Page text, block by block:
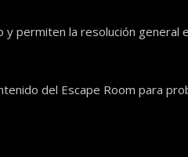
permiten la resolución general
del Escape Room para